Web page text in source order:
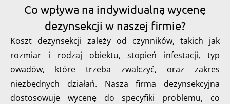
Co wpływa na indywidualną wycenę
dezynsekcji w naszej firmie?
Koszt dezynsekcji zależy od czynników, takich jak
rozmiar i rodzaj obiektu, stopień infestacji, typ
owadów, które trzeba zwalczyć, oraz zakres
niezbędnych działań. Nasza firma dezynsekcyjna
dostosowuje wycenę do specyfiki problemu, co